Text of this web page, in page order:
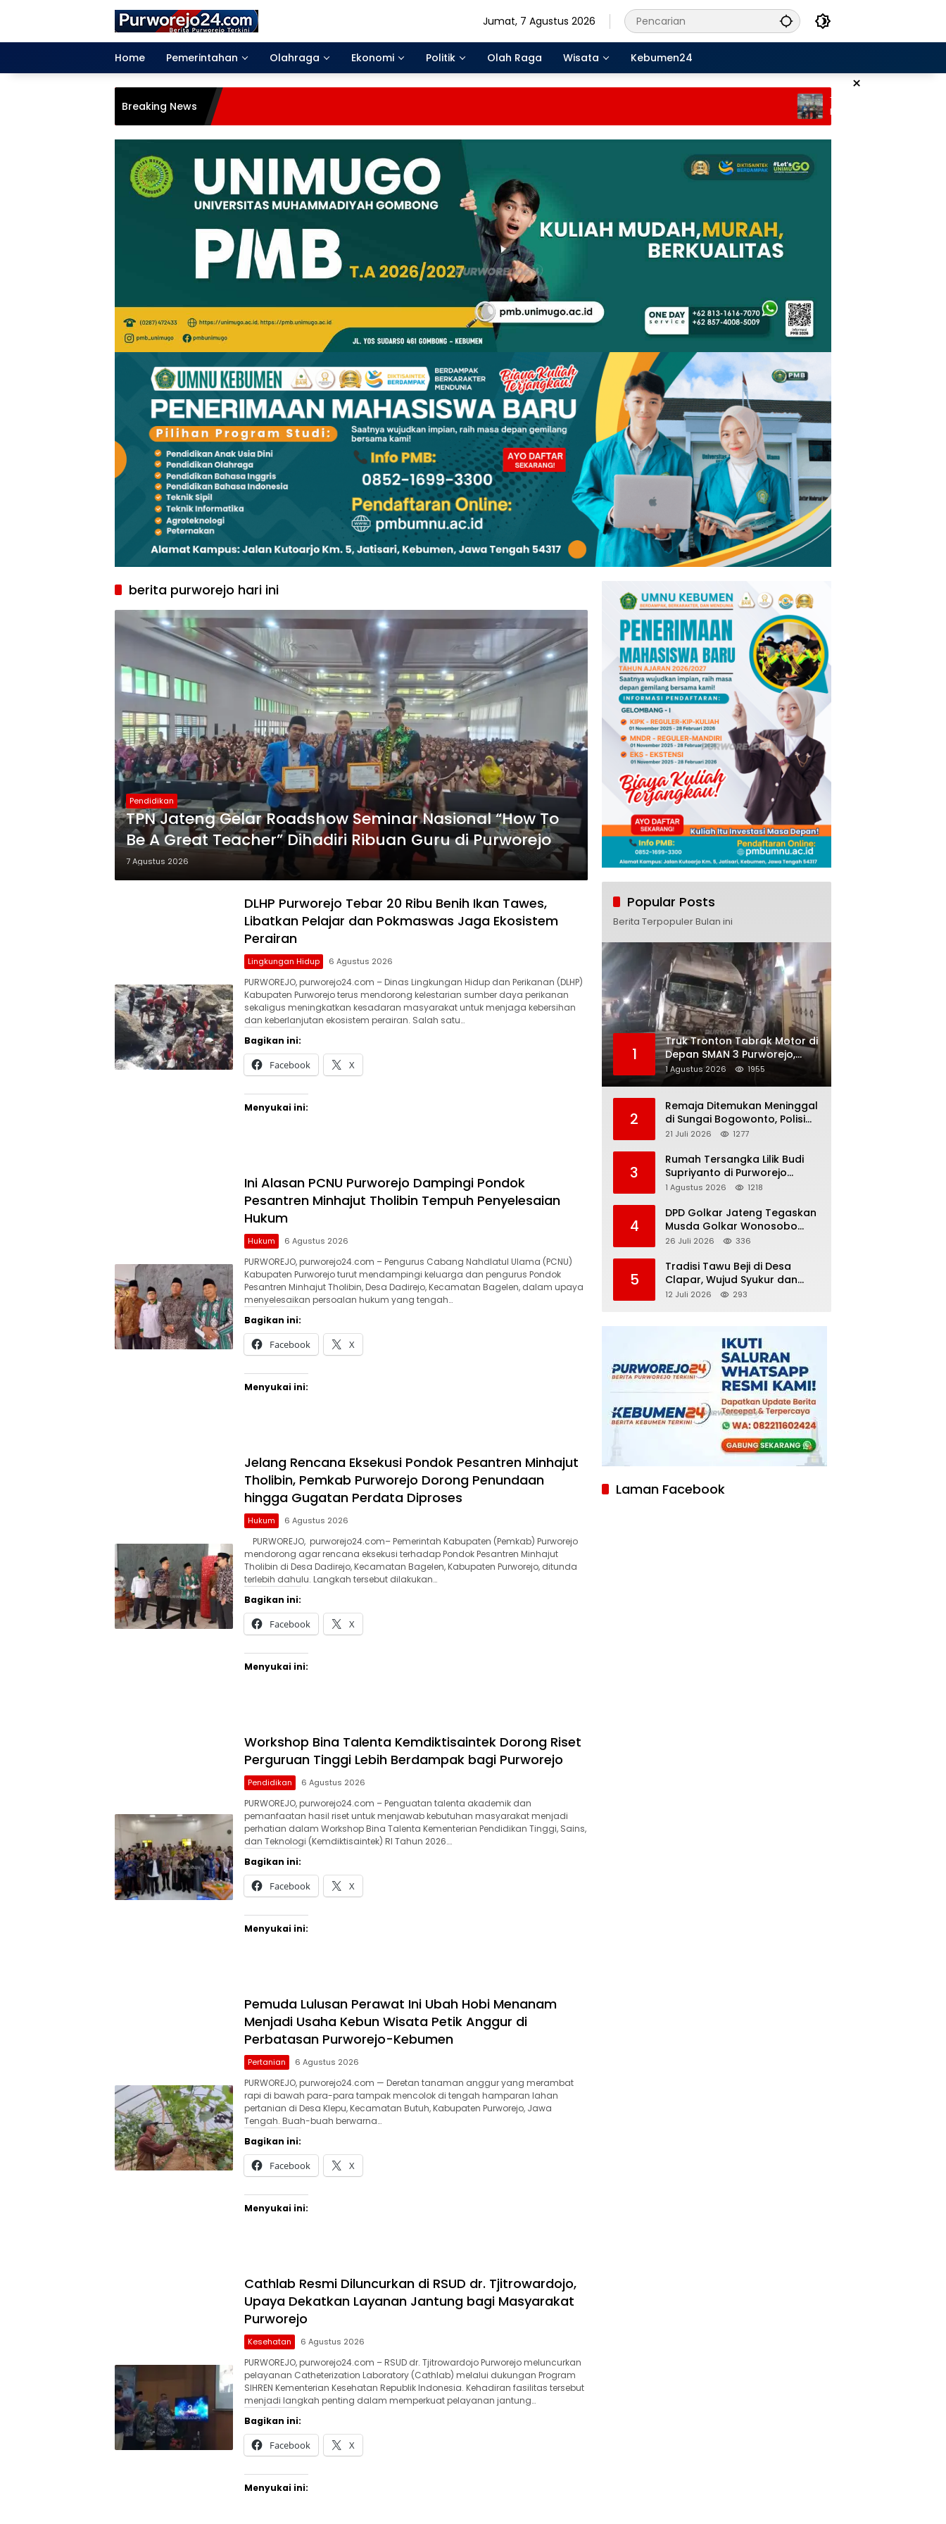
Jumat, 7 Agustus 2026
Home Pemerintahan Olahraga Ekonomi Politik Olah Raga Wisata Kebumen24
×
Breaking News
TPN Jateng Gelar Roadshow Seminar
Nasional “How To Be A Great Teacher”
Dihadiri Ribuan Guru di Purworejo
berita purworejo hari ini
Pendidikan
TPN Jateng Gelar Roadshow Seminar Nasional “How To
Be A Great Teacher” Dihadiri Ribuan Guru di Purworejo
7 Agustus 2026
DLHP Purworejo Tebar 20 Ribu Benih Ikan Tawes,
Libatkan Pelajar dan Pokmaswas Jaga Ekosistem
Perairan
Lingkungan Hidup 6 Agustus 2026
PURWOREJO, purworejo24.com – Dinas Lingkungan Hidup dan Perikanan (DLHP)
Kabupaten Purworejo terus mendorong kelestarian sumber daya perikanan
sekaligus meningkatkan kesadaran masyarakat untuk menjaga kebersihan
dan keberlanjutan ekosistem perairan. Salah satu…
Bagikan ini:
Facebook X
Menyukai ini:
Ini Alasan PCNU Purworejo Dampingi Pondok
Pesantren Minhajut Tholibin Tempuh Penyelesaian
Hukum
Hukum 6 Agustus 2026
PURWOREJO, purworejo24.com – Pengurus Cabang Nahdlatul Ulama (PCNU)
Kabupaten Purworejo turut mendampingi keluarga dan pengurus Pondok
Pesantren Minhajut Tholibin, Desa Dadirejo, Kecamatan Bagelen, dalam upaya
menyelesaikan persoalan hukum yang tengah…
Bagikan ini:
Facebook X
Menyukai ini:
Jelang Rencana Eksekusi Pondok Pesantren Minhajut
Tholibin, Pemkab Purworejo Dorong Penundaan
hingga Gugatan Perdata Diproses
Hukum 6 Agustus 2026
PURWOREJO, purworejo24.com– Pemerintah Kabupaten (Pemkab) Purworejo
mendorong agar rencana eksekusi terhadap Pondok Pesantren Minhajut
Tholibin di Desa Dadirejo, Kecamatan Bagelen, Kabupaten Purworejo, ditunda
terlebih dahulu. Langkah tersebut dilakukan…
Bagikan ini:
Facebook X
Menyukai ini:
Workshop Bina Talenta Kemdiktisaintek Dorong Riset
Perguruan Tinggi Lebih Berdampak bagi Purworejo
Pendidikan 6 Agustus 2026
PURWOREJO, purworejo24.com – Penguatan talenta akademik dan
pemanfaatan hasil riset untuk menjawab kebutuhan masyarakat menjadi
perhatian dalam Workshop Bina Talenta Kementerian Pendidikan Tinggi, Sains,
dan Teknologi (Kemdiktisaintek) RI Tahun 2026….
Bagikan ini:
Facebook X
Menyukai ini:
Pemuda Lulusan Perawat Ini Ubah Hobi Menanam
Menjadi Usaha Kebun Wisata Petik Anggur di
Perbatasan Purworejo-Kebumen
Pertanian 6 Agustus 2026
PURWOREJO, purworejo24.com — Deretan tanaman anggur yang merambat
rapi di bawah para-para tampak mencolok di tengah hamparan lahan
pertanian di Desa Klepu, Kecamatan Butuh, Kabupaten Purworejo, Jawa
Tengah. Buah-buah berwarna…
Bagikan ini:
Facebook X
Menyukai ini:
Cathlab Resmi Diluncurkan di RSUD dr. Tjitrowardojo,
Upaya Dekatkan Layanan Jantung bagi Masyarakat
Purworejo
Kesehatan 6 Agustus 2026
PURWOREJO, purworejo24.com – RSUD dr. Tjitrowardojo Purworejo meluncurkan
pelayanan Catheterization Laboratory (Cathlab) melalui dukungan Program
SIHREN Kementerian Kesehatan Republik Indonesia. Kehadiran fasilitas tersebut
menjadi langkah penting dalam memperkuat pelayanan jantung…
Bagikan ini:
Facebook X
Menyukai ini:
Popular Posts
Berita Terpopuler Bulan ini
1
Truk Tronton Tabrak Motor di
Depan SMAN 3 Purworejo,
Korban Meninggal Dunia,
Polisi Masih Selidiki Penyebab
1 Agustus 2026 1955
2
Remaja Ditemukan Meninggal
di Sungai Bogowonto, Polisi
Masih Selidiki Penyebab
21 Juli 2026 1277
3
Rumah Tersangka Lilik Budi
Supriyanto di Purworejo
Digeledah KPK, Dua
1 Agustus 2026 1218
4
DPD Golkar Jateng Tegaskan
Musda Golkar Wonosobo
Sah, Imam Teguh Purnomo
26 Juli 2026 336
5
Tradisi Tawu Beji di Desa
Clapar, Wujud Syukur dan
Pelestarian Sumber Air
12 Juli 2026 293
Laman Facebook